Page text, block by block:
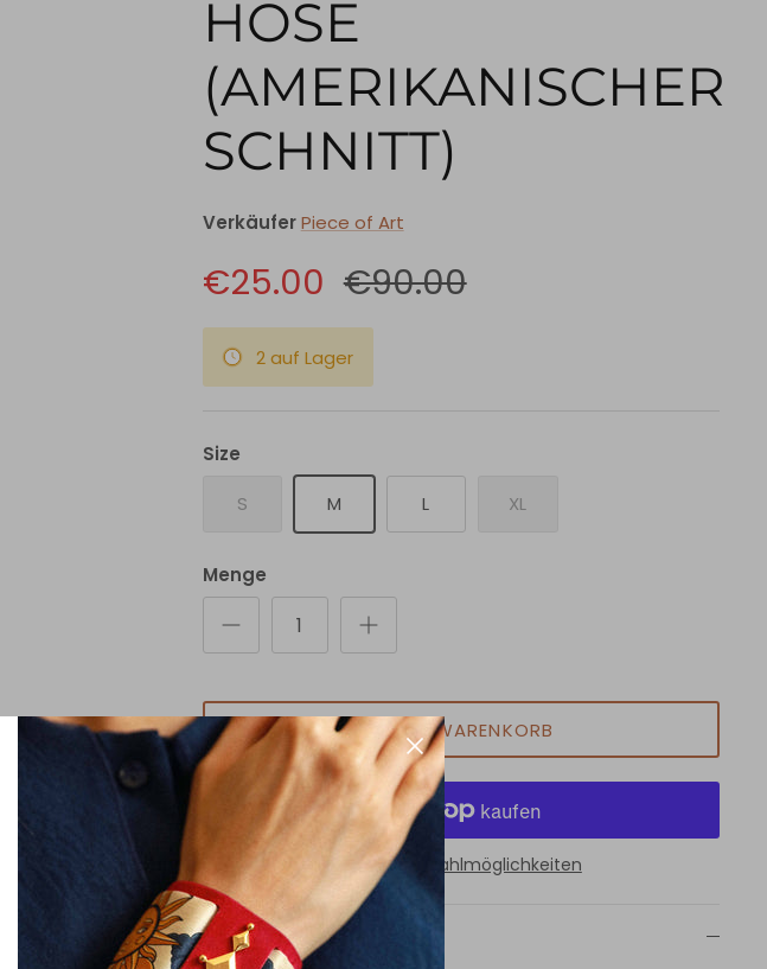
HOSE
(AMERIKANISCHER
SCHNITT)
Verkäufer Piece of Art
€25.00 €90.00
2 auf Lager
Size
S
M L XL
Menge
IN DEN WARENKORB
Weitere Bezahlmöglichkeiten
Beschreibung